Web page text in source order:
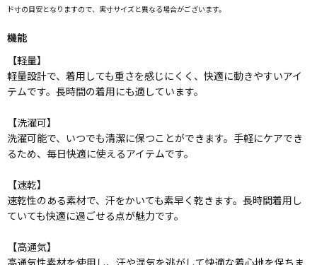
ド寸の目安となりますので、実寸サイズと異なる場合がございます。
機能
【軽量】
軽量設計で、着用しても重さを感じにくく、快適に動きやすいアイ
テムです。長時間の着用にも適しています。
【洗濯可】
洗濯可能で、いつでも清潔に保つことができます。手軽にケアでき
るため、毎日快適に使えるアイテムです。
【速乾】
速乾性のある素材で、汗をかいても素早く乾きます。長時間着用し
ていても快適に過ごせる点が魅力です。
【高通気】